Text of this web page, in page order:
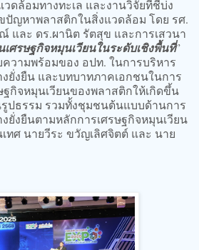
ดล้อมทางทะเล และงานวิจัยที่ชี้บ่ง
ญหาพลาสติกในสิ่งแวดล้อม โดย รศ.
และ ดร.ผานิต รัตสุข และการเสวนา
ศรษฐกิจหมุนเวียนในระดับเชิงพื้นที่”
ความพร้อมของ อปท. ในการบริหาร
ยั่งยืน และบทบาทภาคเอกชนในการ
ฐกิจหมุนเวียนของพลาสติกให้เกิดขึ้น
รูปธรรม รวมทั้งชุมชนต้นแบบด้านการ
ยั่งยืนตามหลักการเศรษฐกิจหมุนเวียน
ศ นายวีระ ขวัญเลิศจิตต์ และ นาย